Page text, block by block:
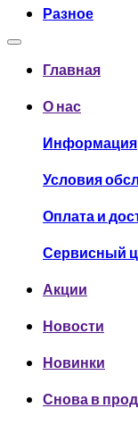
Разное
Главная
О нас
Информация
Условия
Оплата и
Сервисный
Акции
Новости
Новинки
Снова в